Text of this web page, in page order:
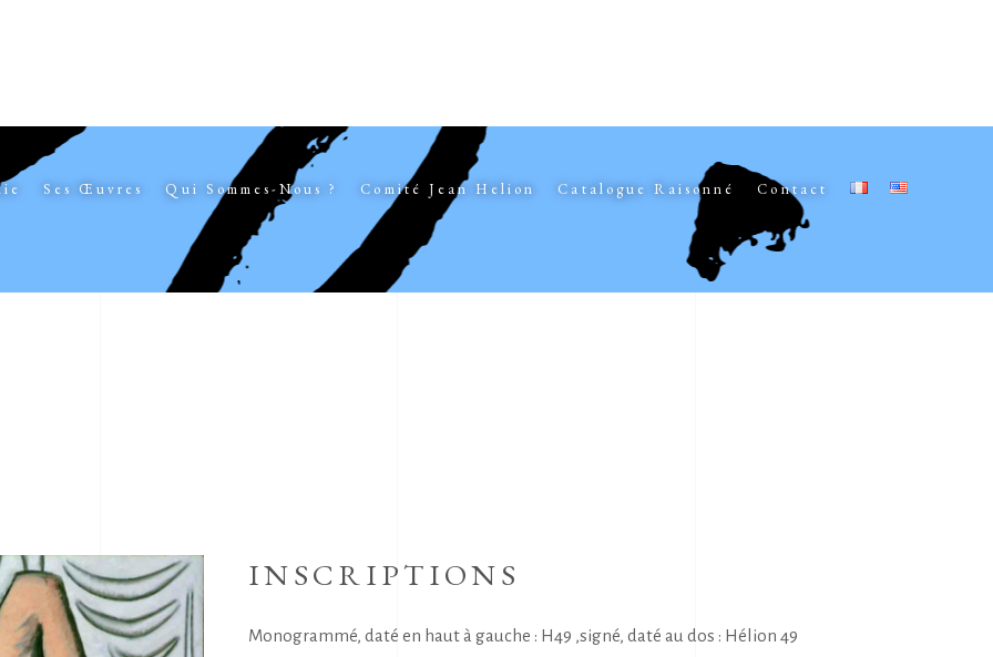
Ses Œuvres Qui Sommes-Nous ? Comité Jean Helion Catalogue Raisonné Contact
INSCRIPTIONS
Monogrammé, daté en haut à gauche : H49 ,signé, daté au dos : Hélion 49